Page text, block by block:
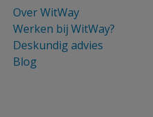
Over WitWay
Werken bij WitWay?
Deskundig advies
Blog